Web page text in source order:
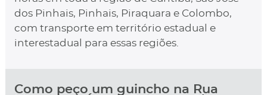
dos Pinhais, Pinhais, Piraquara e Colombo,
com transporte em território estadual e
interestadual para essas regiões.
Como peço um guincho na Rua